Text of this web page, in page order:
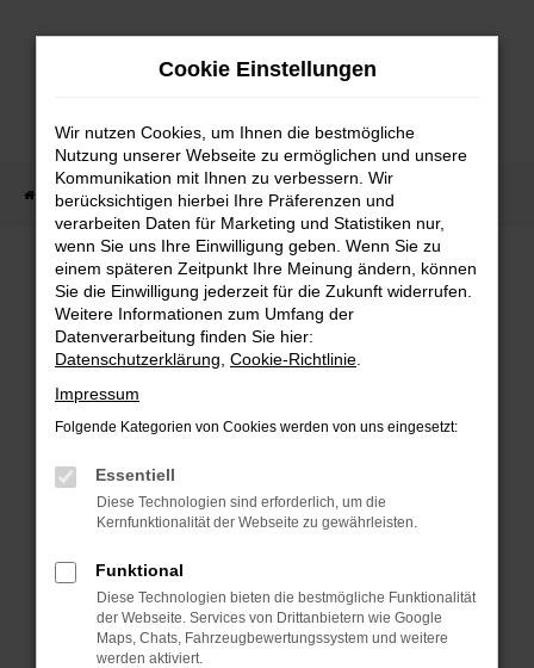
Zum
Startseite Fahrzeug Showroom Fahrzeugbestand
FAHRZEUGBESTAND
Bei Neuwagen Autoland finden Sie eine große
Auswahl an Marken und Modellen.
FEHLER: NETWORK
ERROR
Beim Laden ist ein Fehler aufgetreten.
Hier sind ein paar Tipps, die dir helfen
können:
Cookie Einstellungen
Wir nutzen Cookies, um Ihnen die bestmögliche
Nutzung unserer Webseite zu ermöglichen und unsere
Kommunikation mit Ihnen zu verbessern. Wir
berücksichtigen hierbei Ihre Präferenzen und
verarbeiten Daten für Marketing und Statistiken nur,
wenn Sie uns Ihre Einwilligung geben. Wenn Sie zu
einem späteren Zeitpunkt Ihre Meinung ändern, können
Sie die Einwilligung jederzeit für die Zukunft widerrufen.
Weitere Informationen zum Umfang der
Datenverarbeitung finden Sie hier:
Datenschutzerklärung Cookie-Richtlinie
Impressum
Folgende Kategorien von Cookies werden von uns eingesetzt:
Essentiell
Diese Technologien sind erforderlich, um die
Kernfunktionalität der Webseite zu gewährleisten.
Funktional
Diese Technologien bieten die bestmögliche Funktionalität
der Webseite. Services von Drittanbietern wie Google
Maps, Chats, Fahrzeugbewertungssystem und weitere
werden aktiviert.